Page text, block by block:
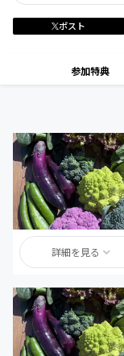
ポスト
参加特典
詳細を見る